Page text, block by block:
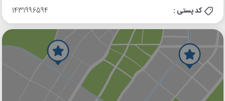
کد پستی : 1431996594